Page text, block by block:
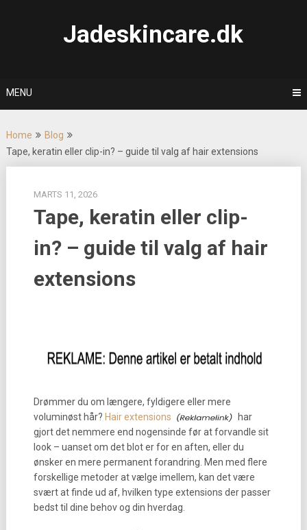
Jadeskincare.dk
MENU
Home
Blog
Tape, keratin eller clip-in? – guide til valg af hair extensions
MARTS 11, 2026
Tape, keratin eller clip-
in? – guide til valg af hair
extensions
Drømmer du om længere, fyldigere eller mere
voluminøst hår? Hair extensions
har
gjort det nemmere end nogensinde før at forvandle sit
look – uanset om det blot er for en aften, eller du
ønsker en mere permanent forandring. Men med flere
forskellige metoder at vælge imellem, kan det være
svært at finde ud af, hvilken type extensions der passer
bedst til dine behov og din hverdag.